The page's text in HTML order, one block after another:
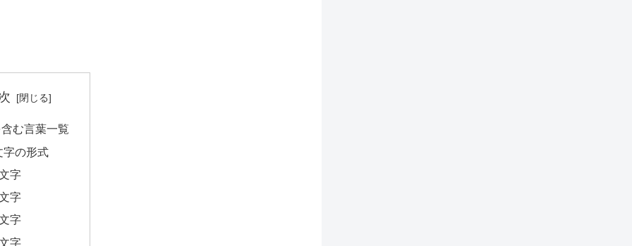
む言葉一覧
字の形式
字
字
字
字